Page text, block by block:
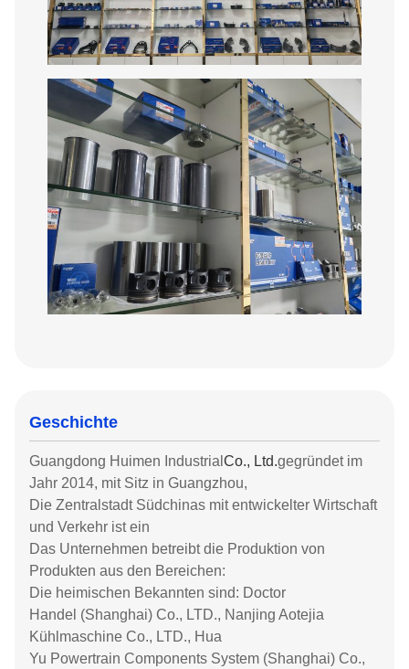
Geschichte
Guangdong Huimen Industrial Co., Ltd.gegründet im
Jahr 2014, mit Sitz in Guangzhou,
Die Zentralstadt Südchinas mit entwickelter Wirtschaft
und Verkehr ist ein
Das Unternehmen betreibt die Produktion von
Produkten aus den Bereichen:
Die heimischen Bekannten sind: Doctor
Handel (Shanghai) Co., LTD., Nanjing Aotejia
Kühlmaschine Co., LTD., Hua
Yu Powertrain Components System (Shanghai) Co.,